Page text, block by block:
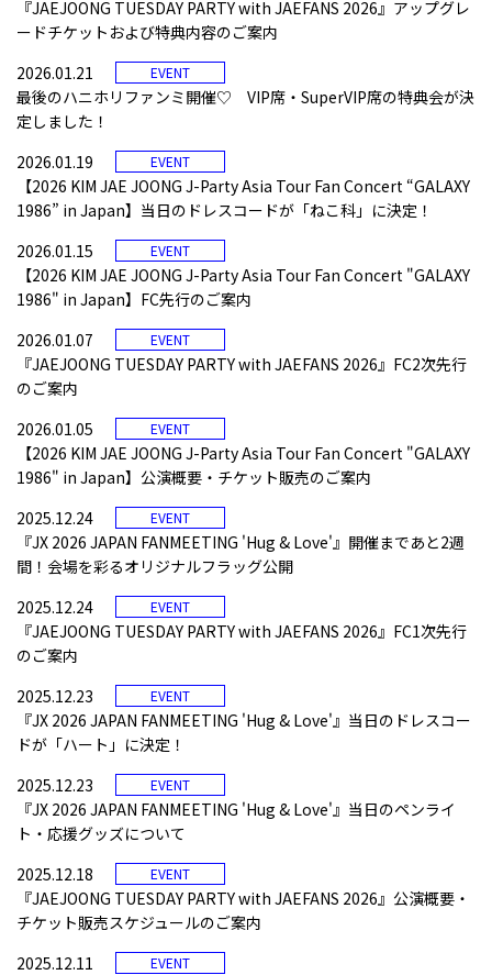
『JAEJOONG TUESDAY PARTY with JAEFANS 2026』アップグレ
ードチケットおよび特典内容のご案内
2026.01.21
EVENT
最後のハニホリファンミ開催♡ VIP席・SuperVIP席の特典会が決
定しました！
2026.01.19
EVENT
【2026 KIM JAE JOONG J-Party Asia Tour Fan Concert “GALAXY
1986” in Japan】当日のドレスコードが「ねこ科」に決定！
2026.01.15
EVENT
【2026 KIM JAE JOONG J-Party Asia Tour Fan Concert "GALAXY
1986" in Japan】FC先行のご案内
2026.01.07
EVENT
『JAEJOONG TUESDAY PARTY with JAEFANS 2026』FC2次先行
のご案内
2026.01.05
EVENT
【2026 KIM JAE JOONG J-Party Asia Tour Fan Concert "GALAXY
1986" in Japan】公演概要・チケット販売のご案内
2025.12.24
EVENT
『JX 2026 JAPAN FANMEETING 'Hug & Love'』開催まであと2週
間！会場を彩るオリジナルフラッグ公開
2025.12.24
EVENT
『JAEJOONG TUESDAY PARTY with JAEFANS 2026』FC1次先行
のご案内
2025.12.23
EVENT
『JX 2026 JAPAN FANMEETING 'Hug & Love'』当日のドレスコー
ドが「ハート」に決定！
2025.12.23
EVENT
『JX 2026 JAPAN FANMEETING 'Hug & Love'』当日のペンライ
ト・応援グッズについて
2025.12.18
EVENT
『JAEJOONG TUESDAY PARTY with JAEFANS 2026』公演概要・
チケット販売スケジュールのご案内
2025.12.11
EVENT